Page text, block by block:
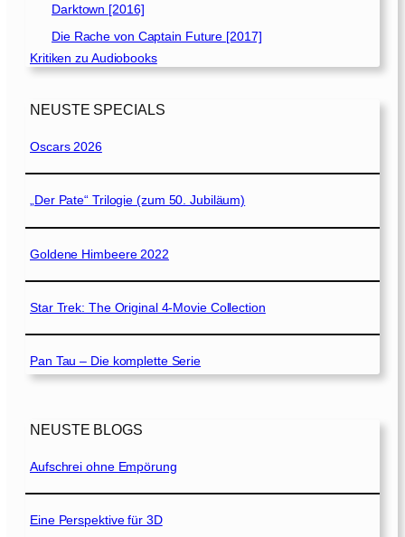
Darktown [2016]
Die Rache von Captain Future [2017]
Kritiken zu Audiobooks
NEUSTE SPECIALS
Oscars 2026
„Der Pate“ Trilogie (zum 50. Jubiläum)
Goldene Himbeere 2022
Star Trek: The Original 4-Movie Collection
Pan Tau – Die komplette Serie
NEUSTE BLOGS
Aufschrei ohne Empörung
Eine Perspektive für 3D